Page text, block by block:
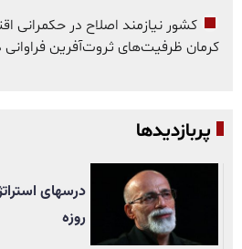
کشور نیازمند اصلاح در
کرمان ظرفیت‌های ثروت‌آفرین فراوانی
پربازدیدها
روزه